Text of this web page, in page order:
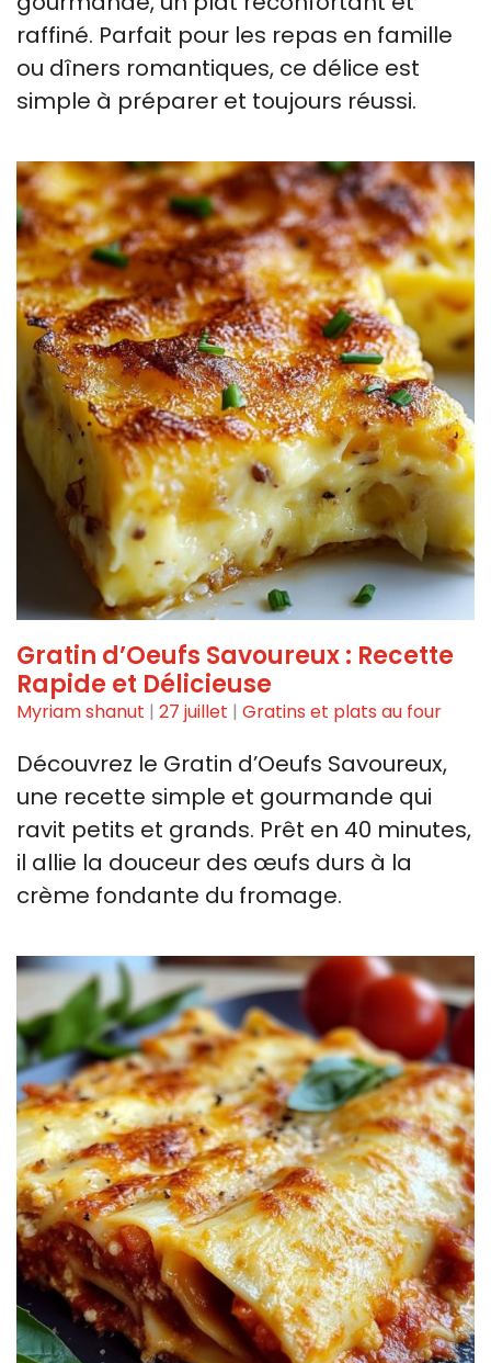
raffiné. Parfait pour les repas en famille
ou dîners romantiques, ce délice est
simple à préparer et toujours réussi.
Gratin d’Oeufs Savoureux : Recette
Rapide et Délicieuse
Myriam shanut | 27 juillet | Gratins et plats au four
Découvrez le Gratin d’Oeufs Savoureux,
une recette simple et gourmande qui
ravit petits et grands. Prêt en 40 minutes,
il allie la douceur des œufs durs à la
crème fondante du fromage.